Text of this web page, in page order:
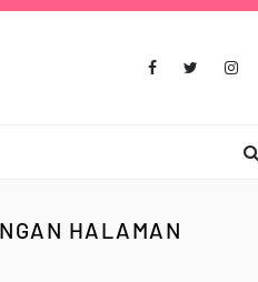
HALAMAN